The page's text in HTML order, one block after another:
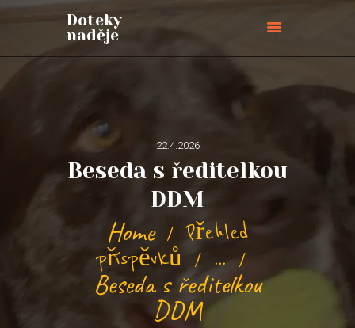
Doteky
naděje
22.4.2026
Beseda s ředitelkou
DDM
Home
Přehled
příspěvků
...
Beseda s ředitelkou
DDM
Doteky naděje
O NÁS
PŘIPOJTE SE
BLOG
PŘIHLÁŠKY
KONTAKTY
PODPOŘTE NÁS